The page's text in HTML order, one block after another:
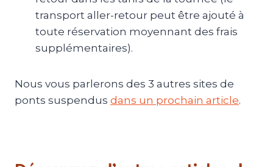
transport aller-retour peut être ajouté à
toute réservation moyennant des frais
supplémentaires).
Nous vous parlerons des 3 autres sites de
ponts suspendus dans un prochain article.